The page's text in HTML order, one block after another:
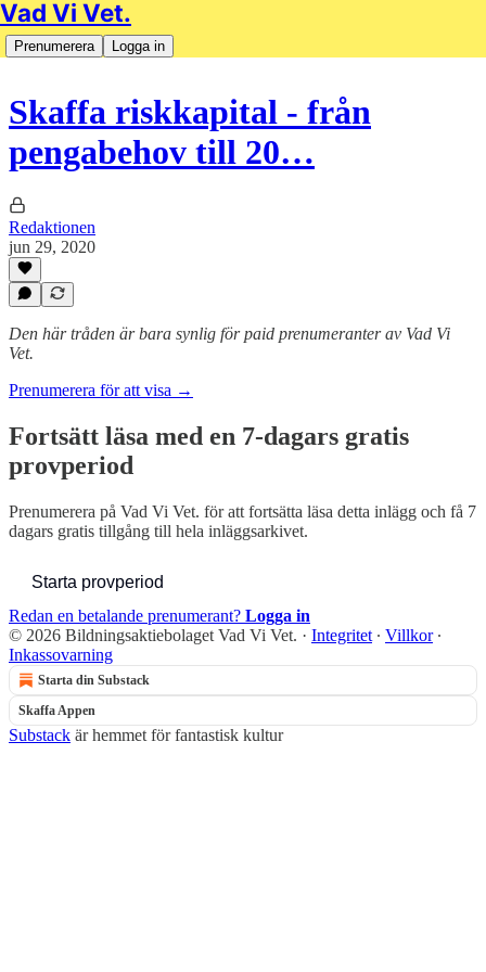
Vad Vi Vet.
Prenumerera Logga in
Skaffa riskkapital - från
pengabehov till 20…
Redaktionen
jun 29, 2020
Den här tråden är bara synlig för paid prenumeranter av Vad Vi
Vet.
Prenumerera för att visa →
Fortsätt läsa med en 7-dagars gratis
provperiod
Prenumerera på Vad Vi Vet. för att fortsätta läsa detta inlägg och få 7
dagars gratis tillgång till hela inläggsarkivet.
Starta provperiod
Redan en betalande prenumerant? Logga in
© 2026 Bildningsaktiebolaget Vad Vi Vet. · Integritet ∙ Villkor∙
Inkassovarning
Starta din Substack
Skaffa Appen
Substack är hemmet för fantastisk kultur